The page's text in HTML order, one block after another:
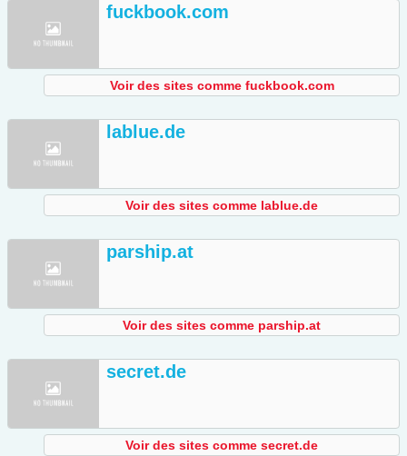
fuckbook.com
Voir des sites comme fuckbook.com
lablue.de
Voir des sites comme lablue.de
parship.at
Voir des sites comme parship.at
secret.de
Voir des sites comme secret.de